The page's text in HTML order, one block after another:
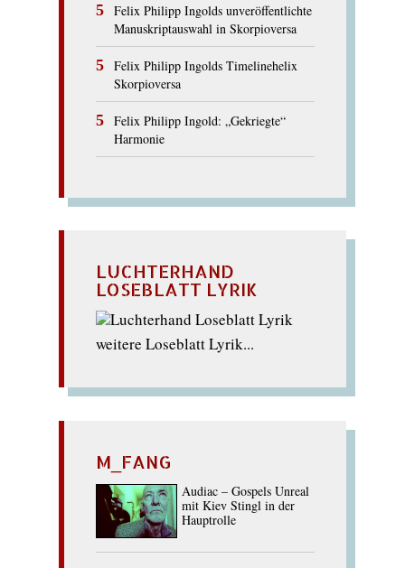
Felix Philipp Ingolds unveröffentlichte
Manuskriptauswahl in Skorpioversa
Felix Philipp Ingolds Timelinehelix
Skorpioversa
Felix Philipp Ingold: „Gekriegte“
Harmonie
LUCHTERHAND
LOSEBLATT LYRIK
weitere Loseblatt Lyrik...
M_FANG
Audiac – Gospels Unreal
mit Kiev Stingl in der
Hauptrolle